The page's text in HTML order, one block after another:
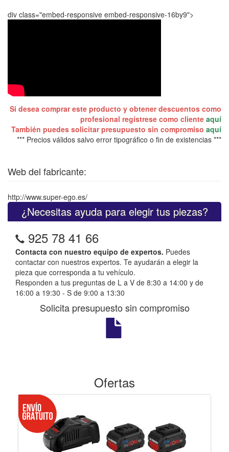
div class="embed-responsive embed-responsive-16by9">
Si desea comprar este producto y obtener descuentos como
profesional regístrese como cliente aquí
También puedes solicitar presupuesto sin compromiso aquí
*** Precios válidos salvo error tipográfico o fin de existencias ***
Web del fabricante:
http://www.super-ego.es/
¿Necesitas ayuda para elegir tus piezas?
925 78 41 66
Contacta con nuestro equipo de expertos. Puedes
contactar con nuestros expertos. Te ayudarán a elegir la
pieza que corresponda a tu vehículo.
Responden a tus preguntas de L a V de 8:30 a 14:00 y de
16:00 a 19:30 - S de 9:00 a 13:30
Solicita presupuesto sin compromiso
Ofertas